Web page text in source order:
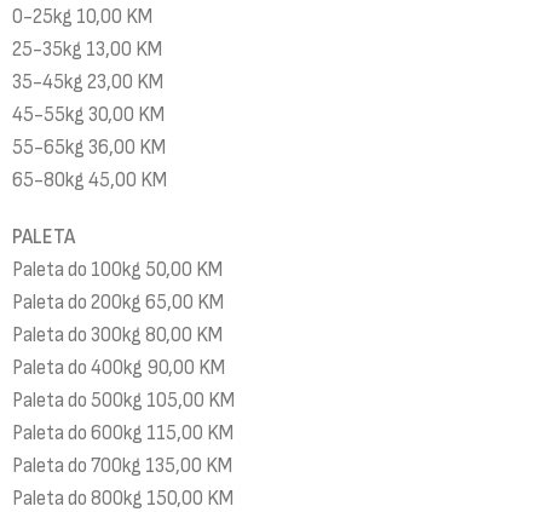
0-25kg 10,00 KM
25-35kg 13,00 KM
35-45kg 23,00 KM
45-55kg 30,00 KM
55-65kg 36,00 KM
65-80kg 45,00 KM
PALETA
Paleta do 100kg 50,00 KM
Paleta do 200kg 65,00 KM
Paleta do 300kg 80,00 KM
Paleta do 400kg 90,00 KM
Paleta do 500kg 105,00 KM
Paleta do 600kg 115,00 KM
Paleta do 700kg 135,00 KM
Paleta do 800kg 150,00 KM